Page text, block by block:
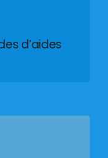
d’aides